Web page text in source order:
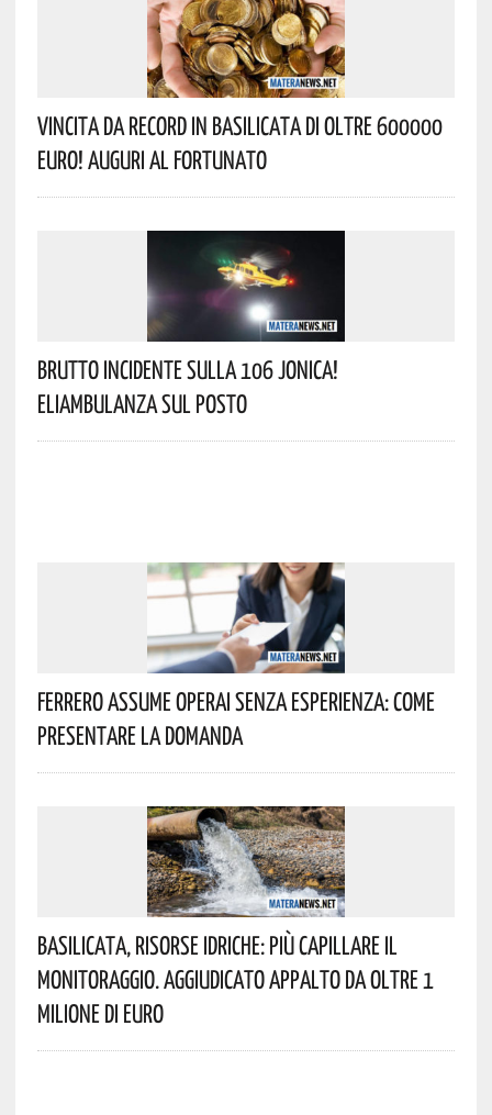
Vincita Da Record In Basilicata Di Oltre 600000
Euro! Auguri Al Fortunato
Brutto Incidente Sulla 106 Jonica!
Eliambulanza Sul Posto
Ferrero Assume Operai Senza Esperienza: Come
Presentare La Domanda
Basilicata, Risorse Idriche: Più Capillare Il
Monitoraggio. Aggiudicato Appalto Da Oltre 1
Milione Di Euro